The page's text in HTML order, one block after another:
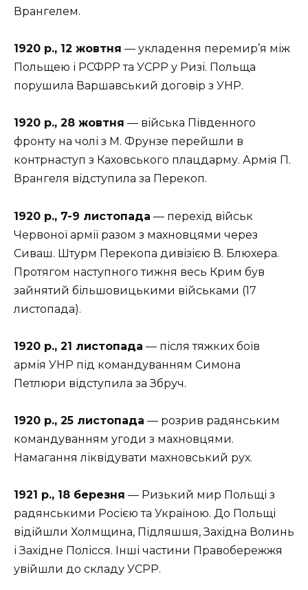
Врангелем.
1920 р., 12 жовтня — укладення перемир’я між
Польщею і РСФРР та УСРР у Ризі. Польща
порушила Варшавський договір з УНР.
1920 р., 28 жовтня — війська Південного
фронту на чолі з М. Фрунзе перейшли в
контрнаступ з Каховського плацдарму. Армія П.
Врангеля відступила за Перекоп.
1920 р., 7-9 листопада — перехід військ
Червоної армії разом з махновцями через
Сиваш. Штурм Перекопа дивізією В. Блюхера.
Протягом наступного тижня весь Крим був
зайнятий більшовицькими військами (17
листопада).
1920 р., 21 листопада — після тяжких боїв
армія УНР під командуванням Симона
Петлюри відступила за Збруч.
1920 р., 25 листопада — розрив радянським
командуванням угоди з махновцями.
Намагання ліквідувати махновський рух.
1921 р., 18 березня — Ризький мир Польщі з
радянськими Росією та Україною. До Польщі
відійшли Холмщина, Підляшшя, Західна Волинь
і Західне Полісся. Інші частини Правобережжя
увійшли до складу УСРР.